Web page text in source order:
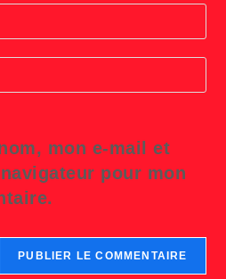
mon e-mail et
pour mon